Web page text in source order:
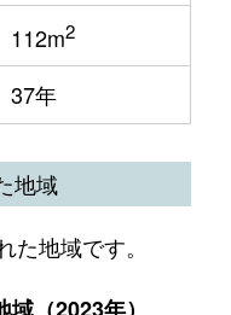
112m2
37年
地域
地域です。